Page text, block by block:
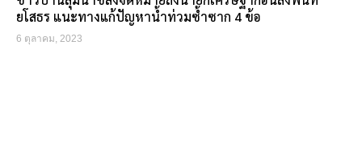
ยโสธร แนะทางแก้ปัญหาน้ำท่วมซ้ำซาก 4 ข้อ
6 ตุลาคม, 2023